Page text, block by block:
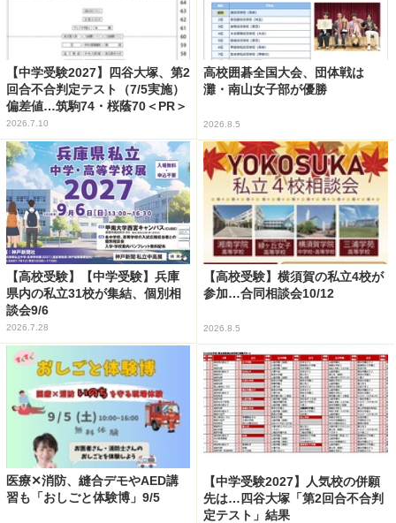
【中学受験2027】四谷大塚、第2
回合不合判定テスト（7/5実施）
偏差値…筑駒74・桜蔭70＜PR＞
2026.7.10
高校囲碁全国大会、団体戦は
灘・南山女子部が優勝
2026.8.5
【高校受験】【中学受験】兵庫
県内の私立31校が集結、個別相
談会9/6
2026.7.28
【高校受験】横須賀の私立4校が
参加…合同相談会10/12
2026.8.5
医療✕消防、縫合デモやAED講
習も「おしごと体験博」9/5
【中学受験2027】人気校の併願
先は…四谷大塚「第2回合不合判
定テスト」結果